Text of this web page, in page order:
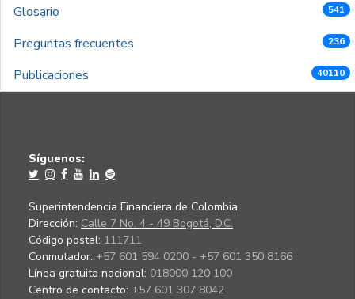
Glosario 541
Preguntas frecuentes 236
Publicaciones 40110
Síguenos:
Superintendencia Financiera de Colombia
Dirección: Calle 7 No. 4 - 49 Bogotá, D.C.
Código postal: 111711
Conmutador: +57 601 594 0200 - +57 601 350 8166
Línea gratuita nacional: 018000 120 100
Centro de contacto: +57 601 307 8042